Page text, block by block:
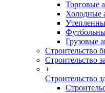
Торговые
Холодные
Грузовые
Строительство
Строительство
+
Строительство